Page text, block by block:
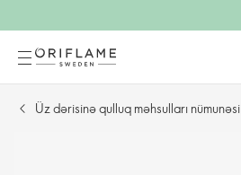
Üz dərisinə qulluq məhsulları nümunəsi